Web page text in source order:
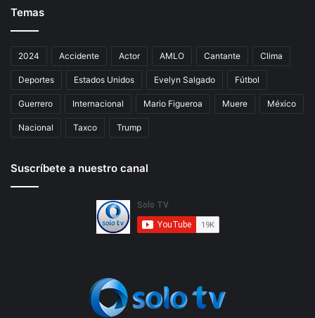
Temas
2024 Accidente Actor AMLO Cantante Clima
Deportes Estados Unidos Evelyn Salgado Fútbol
Guerrero Internacional Mario Figueroa Muere México
Nacional Taxco Trump
Suscríbete a nuestro canal